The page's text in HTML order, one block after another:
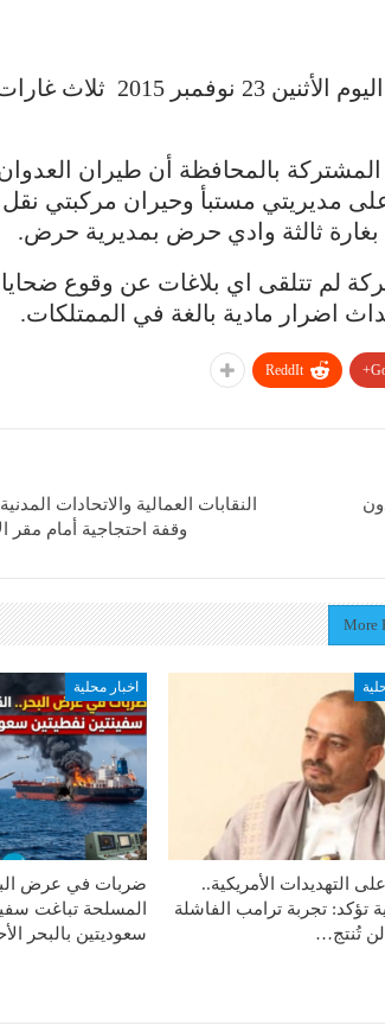
شن طيران العدوان السعودي الغاشم
بالمحافظة أن طيران
مديريتي مستبأ وحيران مركبتي
بغارة ثالثة وادي حرض بمديرية حرض.
لم تتلقى اي بلاغات عن وقوع
اضرار مادية بالغة في الممتلكات.
ReddIt
النقابات العمالية والاتحادات
وقفة احتجاجية أمام مقر
More
التهديدات الأمريكية..
تؤكد: تجربة ترامب الفاشلة
لن تُنتج…
اخبار محلية
ضربات في عرض
المسلحة تباغت
سعوديتين بالبحر